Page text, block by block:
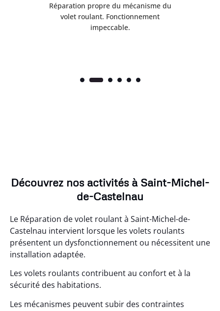
Réparation propre du mécanisme du
volet roulant. Fonctionnement
impeccable.
Découvrez nos activités à Saint-Michel-
de-Castelnau
Le Réparation de volet roulant à Saint-Michel-de-
Castelnau intervient lorsque les volets roulants
présentent un dysfonctionnement ou nécessitent une
installation adaptée.
Les volets roulants contribuent au confort et à la
sécurité des habitations.
Les mécanismes peuvent subir des contraintes